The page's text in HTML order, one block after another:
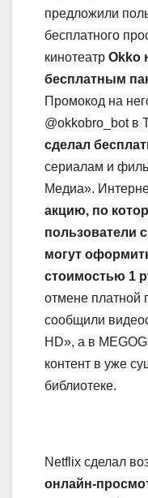
предложили
бесплатного
кинотеатр Okko
бесплатным
Промокод на
@okkobro_bot в
сделал
сериалам и
Медиа».
акцию, по
пользователи
могут
стоимостью 1
отмене платной
сообщили
HD», а в
контент в уже
библиотеке.
Netflix сделал
онлайн-